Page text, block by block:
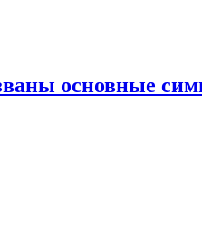
основные